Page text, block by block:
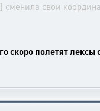
сменила свои
скоро полетят